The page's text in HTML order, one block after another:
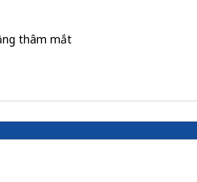
thâm mắt